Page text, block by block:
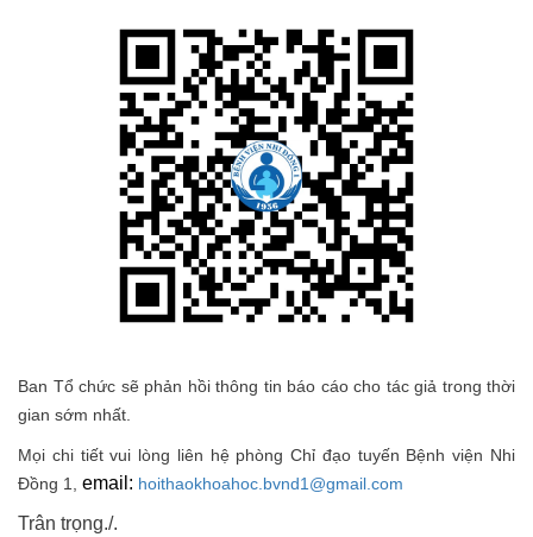
Ban Tổ chức sẽ phản hồi thông tin báo cáo cho tác giả trong thời
gian sớm nhất.
Mọi chi tiết vui lòng liên hệ phòng Chỉ đạo tuyến Bệnh viện Nhi
Đồng 1, email: hoithaokhoahoc.bvnd1@gmail.com
Trân trọng./.